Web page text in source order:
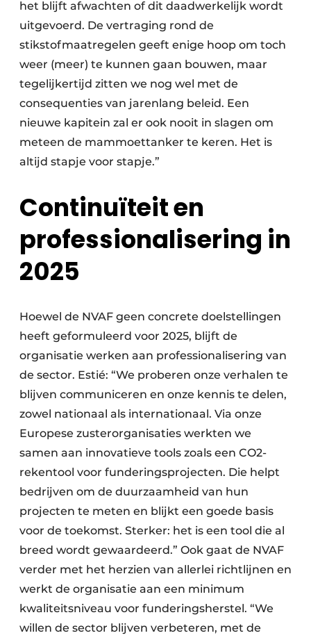
het blijft afwachten of dit daadwerkelijk wordt
uitgevoerd. De vertraging rond de
stikstofmaatregelen geeft enige hoop om toch
weer (meer) te kunnen gaan bouwen, maar
tegelijkertijd zitten we nog wel met de
consequenties van jarenlang beleid. Een
nieuwe kapitein zal er ook nooit in slagen om
meteen de mammoettanker te keren. Het is
altijd stapje voor stapje.”
Continuïteit en
professionalisering in
2025
Hoewel de NVAF geen concrete doelstellingen
heeft geformuleerd voor 2025, blijft de
organisatie werken aan professionalisering van
de sector. Estié: “We proberen onze verhalen te
blijven communiceren en onze kennis te delen,
zowel nationaal als internationaal. Via onze
Europese zusterorganisaties werkten we
samen aan innovatieve tools zoals een CO2-
rekentool voor funderingsprojecten. Die helpt
bedrijven om de duurzaamheid van hun
projecten te meten en blijkt een goede basis
voor de toekomst. Sterker: het is een tool die al
breed wordt gewaardeerd.” Ook gaat de NVAF
verder met het herzien van allerlei richtlijnen en
werkt de organisatie aan een minimum
kwaliteitsniveau voor funderingsherstel. “We
willen de sector blijven verbeteren, met de